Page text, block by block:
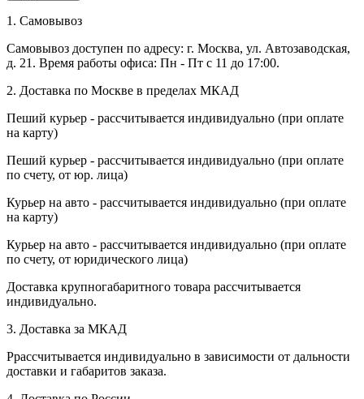
1. Самовывоз
Самовывоз доступен по адресу: г. Москва, ул. Автозаводская,
д. 21. Время работы офиса: Пн - Пт с 11 до 17:00.
2. Доставка по Москве в пределах МКАД
Пеший курьер - рассчитывается индивидуально (при оплате
на карту)
Пеший курьер - рассчитывается индивидуально (при оплате
по счету, от юр. лица)
Курьер на авто - рассчитывается индивидуально (при оплате
на карту)
Курьер на авто - рассчитывается индивидуально (при оплате
по счету, от юридического лица)
Доставка крупногабаритного товара рассчитывается
индивидуально.
3. Доставка за МКАД
Ррассчитывается индивидуально в зависимости от дальности
доставки и габаритов заказа.